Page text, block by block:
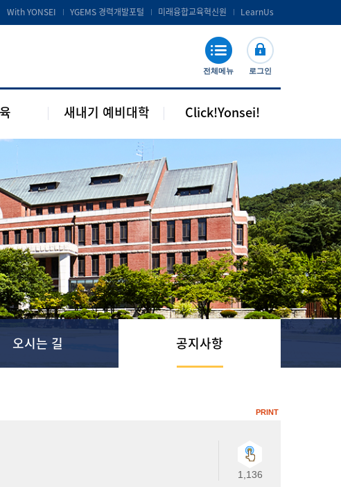
LearnUs
미래융합교육혁신원
YGEMS 경력개발포털
With YONSEI
로그인
전체메뉴
새내기 예비대학 Click!Yonsei!
정
공지 및 자료실
연세포탈서비스 및 LearnUs
S-Campus 서비스
학습지원
기타안내
오시는 길 공지사항
PRINT
1,136